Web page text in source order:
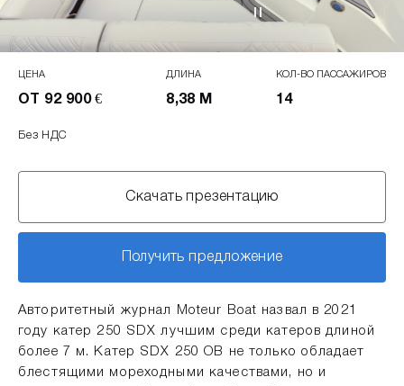
Авторитетный журнал Moteur Boat назвал в 2021
году катер 250 SDX лучшим среди катеров длиной
более 7 м. Катер SDX 250 OB не только обладает
блестящими мореходными качествами, но и
ЦЕНА
ОТ 92 900 €
ДЛИНА
8,38 М
КОЛ-ВО ПАССАЖИРОВ
14
Без НДС
Скачать презентацию
Получить предложение